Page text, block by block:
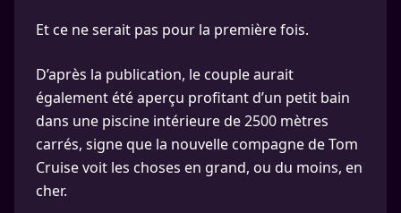
Et ce ne serait pas pour la première fois.
D’après la publication, le couple aurait
également été aperçu profitant d’un petit bain
dans une piscine intérieure de 2500 mètres
carrés, signe que la nouvelle compagne de Tom
Cruise voit les choses en grand, ou du moins, en
cher.